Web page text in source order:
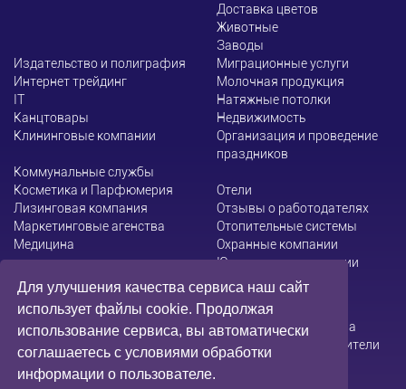
Для улучшения качества сервиса наш сайт
использует файлы cookie. Продолжая
использование сервиса, вы автоматически
соглашаетесь с условиями обработки
информации о пользователе.
Доставка цветов
Животные
Заводы
Издательство и полиграфия
Интернет трейдинг
ІТ
Канцтовары
Клининговые компании
Коммунальные службы
Косметика и Парфюмерия
Лизинговая компания
Маркетинговые агенства
Медицина
Миграционные услуги
Молочная продукция
Натяжные потолки
Недвижимость
Организация и проведение
праздников
Отели
Отзывы о работодателях
Отопительные системы
Охранные компании
Юридические компании
Администрация сайта не несет ответственности за
содержание информации, которую размещают посетители